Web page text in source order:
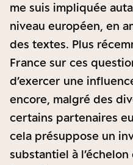
me suis impliquée
niveau européen, en
des textes. Plus
France sur ces
d’exercer une
encore, malgré des
certains partenaires
cela présuppose un
substantiel à